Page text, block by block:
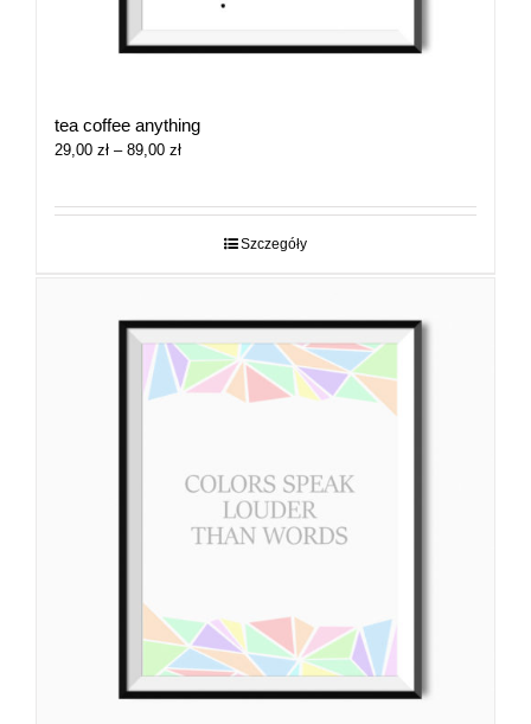
tea coffee anything
29,00 zł – 89,00 złZakres
29,00 zł
Szczegóły